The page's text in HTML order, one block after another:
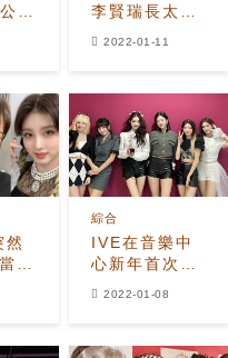
李賢瑞長太像
受矚目
2022-01-11
時
的
IVE在音樂中
心新年首次獲
綜合
2022-01-08